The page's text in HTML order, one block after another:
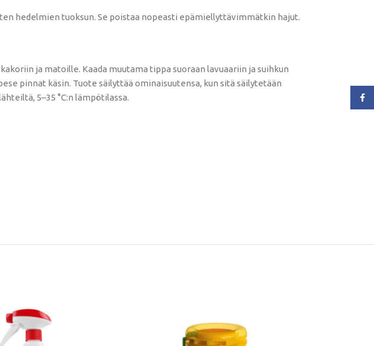
hedelmien tuoksun. Se poistaa nopeasti epämiellyttävimmätkin hajut.
ja matoille. Kaada muutama tippa suoraan lavuaariin ja suihkun
pinnat käsin. Tuote säilyttää ominaisuutensa, kun sitä säilytetään
​​5–35 °C:n lämpötilassa.